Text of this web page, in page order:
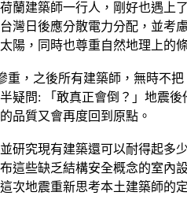
蘭建築師一行人，剛好也遇
灣日後應分散電力分配，並
陽，同時也尊重自然地理上的
，之後所有建築師，無時不
疑問: 「敢真正會倒？」地震
品質又會再度回到原點。
研究現有建築還可以耐得起
這些缺乏結構安全概念的室
次地震重新思考本土建築師的